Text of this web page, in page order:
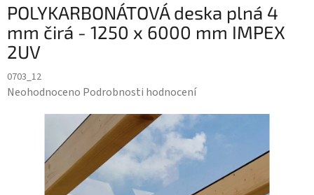
POLYKARBONÁTOVÁ deska plná 4
mm čirá - 1250 x 6000 mm IMPEX
2UV
0703_12
Průměrné
Neohodnoceno Podrobnosti hodnocení